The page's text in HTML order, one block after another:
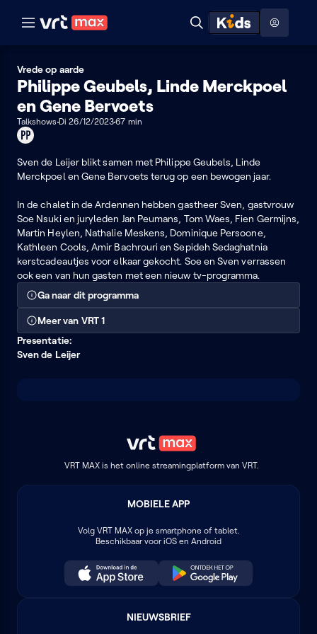
Naar hoofdinhoud Naar audiodescriptie Naar help
Zoeken
ontdekken
Vrede op aarde
Philippe Geubels, Linde Merckpoel
en Gene Bervoets
Talkshows Di 26/12/202367 min
Product
Sven de Leijer blikt samen met Philippe Geubels, Linde
Merckpoel en Gene Bervoets terug op een bewogen jaar.
In de chalet in de Ardennen hebben gastheer Sven, gastvrouw
Soe Nsuki en juryleden Jan Peumans, Tom Waes, Fien Germijns,
Martin Heylen, Nathalie Meskens, Dominique Persoone,
Kathleen Cools, Amir Bachrouri en Sepideh Sedaghatnia
kerstcadeautjes voor elkaar gekocht. Soe en Sven verrassen
ook een van hun gasten met een nieuw tv-programma.
Ga naar dit programma
Meer van VRT 1
Presentatie:
Sven de Leijer
VRT MAX is het online streamingplatform van VRT.
MOBIELE APP
Volg VRT MAXop je smartphone of tablet.
Beschikbaar voor iOS en Android
NIEUWSBRIEF